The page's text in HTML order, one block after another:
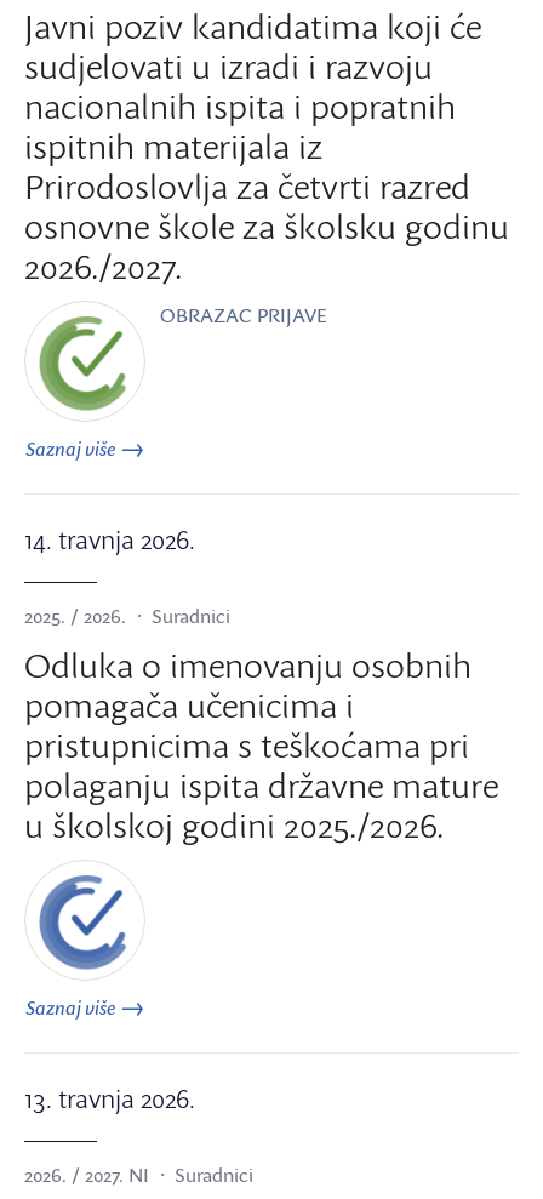
Javni poziv kandidatima koji će
sudjelovati u izradi i razvoju
nacionalnih ispita i popratnih
ispitnih materijala iz
Prirodoslovlja za četvrti razred
osnovne škole za školsku godinu
2026./2027.
OBRAZAC PRIJAVE
Saznaj više
14. travnja 2026.
2025. / 2026. Suradnici
Odluka o imenovanju osobnih
pomagača učenicima i
pristupnicima s teškoćama pri
polaganju ispita državne mature
u školskoj godini 2025./2026.
Saznaj više
13. travnja 2026.
2026. / 2027. NI Suradnici